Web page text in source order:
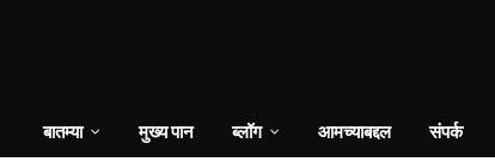
बातम्या मुख्य पान ब्लॉग आमच्याबद्दल संपर्क